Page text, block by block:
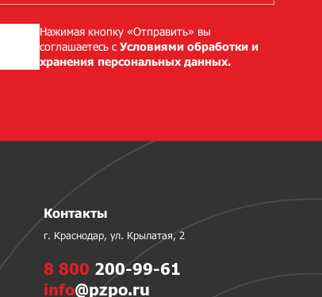
Нажимая кнопку «Отправить» вы
соглашаетесь сУсловиями обработки и
хранения персональных данных.
Контакты
г. Краснодар, ул. Крылатая, 2
8 800 200-99-61
info@pzpo.ru